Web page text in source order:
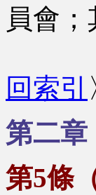
員會
回索引
第二
第5條